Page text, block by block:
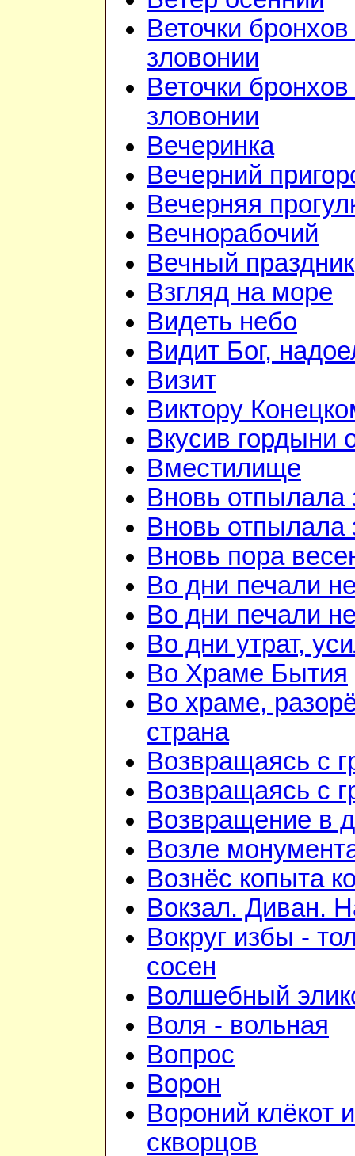
Веточки
зловонии
Веточки
зловонии
Вечеринка
Вечерний
Вечерняя
Вечнорабочий
Вечный праздник
Взгляд на море
Видеть небо
Видит Бог,
Визит
Виктору
Вкусив гордыни
Вместилище
Вновь отпылала
Вновь отпылала
Вновь пора
Во дни печали
Во дни печали
Во дни утрат,
Во Храме Бытия
Во храме,
страна
Возвращаясь с
Возвращаясь с
Возвращение в
Возле
Вознёс копыта
Вокзал. Диван.
Вокруг избы -
сосен
Волшебный
Воля - вольная
Вопрос
Ворон
Вороний клёкот
скворцов